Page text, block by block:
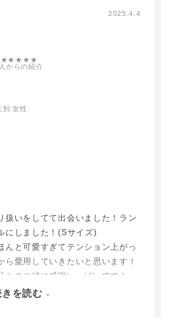
2025.4.4
からの紹介
別:女性
扱いをしてて出会いました！ラン
にしました！(Sサイズ)
んと可愛すぎてテンション上がっ
ら愛用していきたいと思います！
とのご縁に感謝いっぱいです！
庭でも気にせず使用出来る所もい
きを読む